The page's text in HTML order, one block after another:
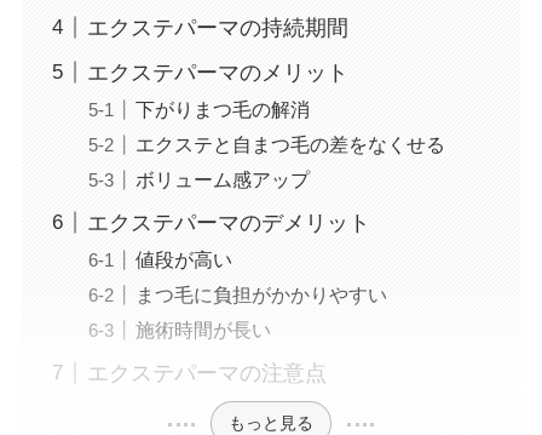
エクステパーマの持続期間
エクステパーマのメリット
下がりまつ毛の解消
エクステと自まつ毛の差をなくせる
ボリューム感アップ
エクステパーマのデメリット
値段が高い
まつ毛に負担がかかりやすい
施術時間が長い
エクステパーマの注意点
もっと見る